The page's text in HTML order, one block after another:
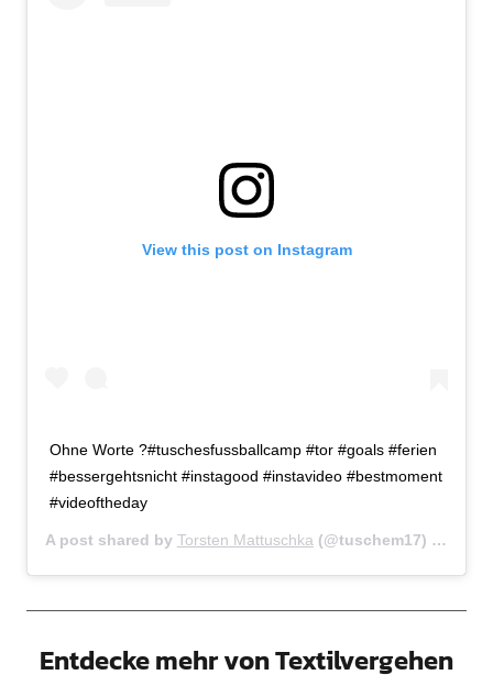
View this post on Instagram
Ohne Worte ?#tuschesfussballcamp #tor #goals #ferien
#bessergehtsnicht #instagood #instavideo #bestmoment
#videoftheday
A post shared by Torsten Mattuschka (@tuschem17) on
Entdecke mehr von Textilvergehen